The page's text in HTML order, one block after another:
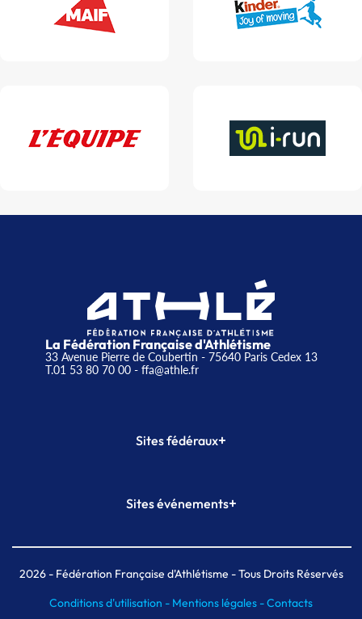
La Fédération Française d'Athlétisme
33 Avenue Pierre de Coubertin - 75640 Paris Cedex 13
T.01 53 80 70 00- ffa@athle.fr
Sites fédéraux+
Plateforme Formation
Sites événements+
Meeting de Paris indoor
MAIF Ekiden de Paris
2026- Fédération Française d'Athlétisme - Tous Droits Réservés
Conditions d'utilisation - Mentions légales -Contacts